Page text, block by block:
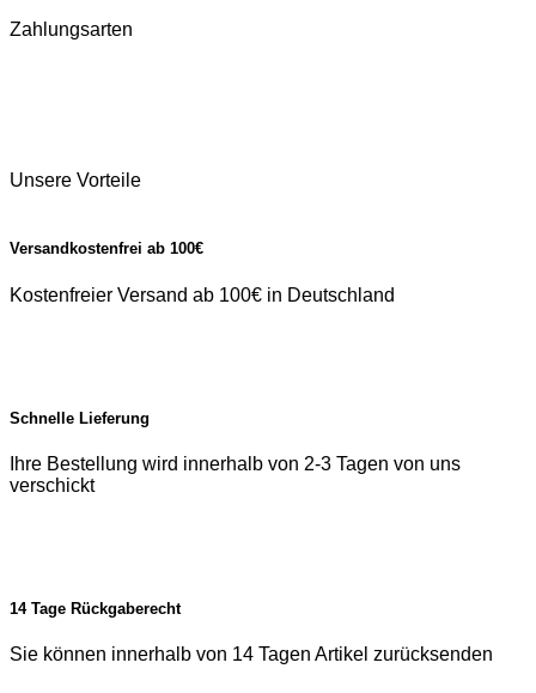
Zahlungsarten
Unsere Vorteile
Versandkostenfrei ab 100€
Kostenfreier Versand ab 100€ in Deutschland
Schnelle Lieferung
Ihre Bestellung wird innerhalb von 2-3 Tagen von uns
verschickt
14 Tage Rückgaberecht
Sie können innerhalb von 14 Tagen Artikel zurücksenden